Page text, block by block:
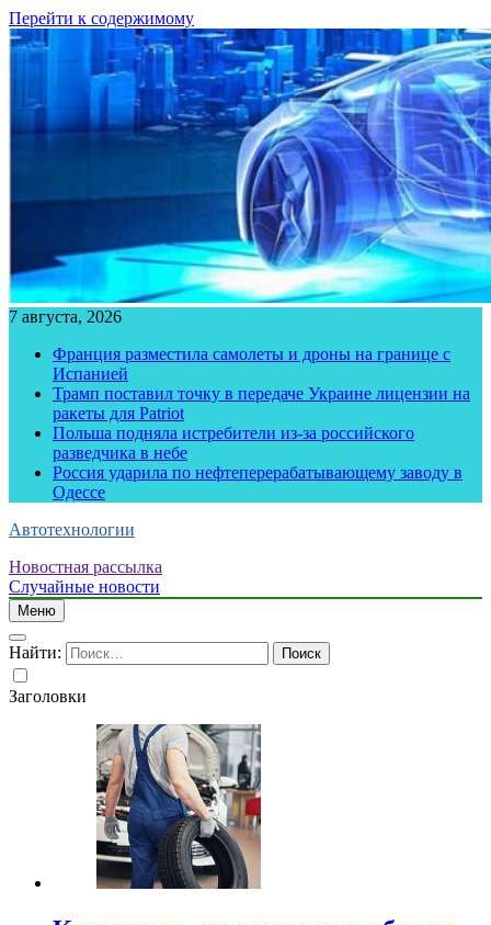
Перейти к содержимому
7 августа, 2026
Франция разместила самолеты и дроны на границе с
Испанией
Трамп поставил точку в передаче Украине лицензии на
ракеты для Patriot
Польша подняла истребители из-за российского
разведчика в небе
Россия ударила по нефтеперерабатывающему заводу в
Одессе
Автотехнологии
Новостная рассылка
Случайные новости
Меню
Найти:
Заголовки